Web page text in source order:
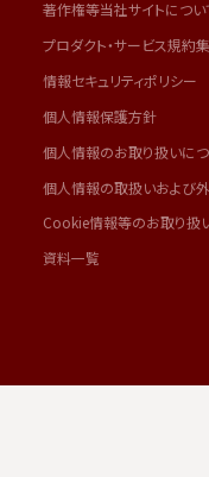
著作権等当社サイトについ
プロダクト・サービス規約集
情報セキュリティポリシー
個人情報保護方針
個人情報のお取り扱いに
個人情報の取扱いおよび
Cookie情報等のお取り扱
資料一覧